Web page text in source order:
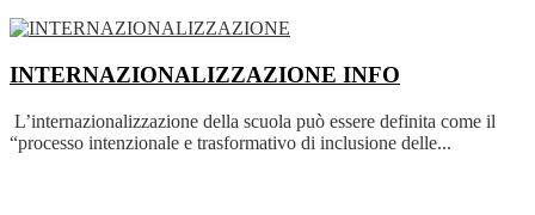
INTERNAZIONALIZZAZIONE INFO
L’internazionalizzazione della scuola può essere definita come il
“processo intenzionale e trasformativo di inclusione delle...